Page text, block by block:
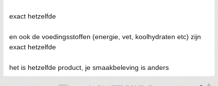
exact hetzelfde
en ook de voedingsstoffen (energie, vet, koolhydraten etc) zijn
exact hetzelfde
het is hetzelfde product, je smaakbeleving is anders